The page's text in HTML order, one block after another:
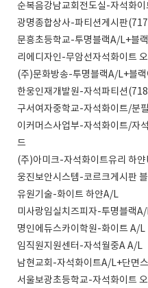
순복음강남교회전도실-자석화이
광명종합상사-파티션게시판
문흥초등학교-투명블랙A/L+블
리에디자인-무암선자석화이트
(주)문화방송-투명블랙A/L+블
한웅인재개발원-자석파티션
구서여자중학교-자석화이트/분
이커머스사업부-자석화이트/자
드
(주)아미크-자석화이트유리 하
웅진보안시스템-코르크게시판
유원기술-화이트 하얀A/L
미사랑임실치즈피자-투명블랙
명인에듀스카이학원-화이트 A/L
임직원지원센터-자석월중A A/L
남현교회-자석화이트A/L+단면
서울보광초등학교-자석화이트